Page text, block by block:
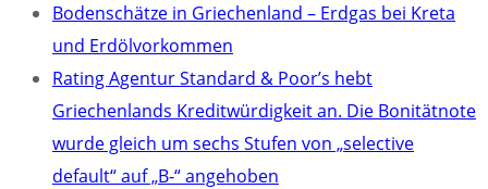
Bodenschätze in Griechenland – Erdgas bei Kreta
und Erdölvorkommen
Rating Agentur Standard & Poor’s hebt
Griechenlands Kreditwürdigkeit an. Die Bonitätnote
wurde gleich um sechs Stufen von „selective
default“ auf „B-“ angehoben